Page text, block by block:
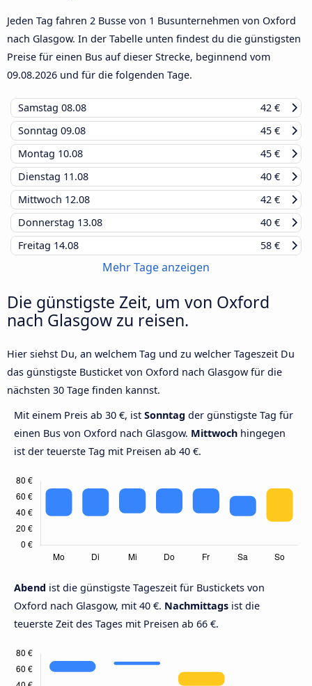
Jeden Tag fahren 2 Busse von 1 Busunternehmen von Oxford
nach Glasgow. In der Tabelle unten findest du die günstigsten
Preise für einen Bus auf dieser Strecke, beginnend vom
09.08.2026 und für die folgenden Tage.
Samstag 08.08
42 €
Sonntag 09.08
45 €
Montag 10.08
45 €
Dienstag 11.08
40 €
Mittwoch 12.08
42 €
Donnerstag 13.08
40 €
Freitag 14.08 58 €
Mehr Tage anzeigen
Die günstigste Zeit, um von Oxford
nach Glasgow zu reisen.
Hier siehst Du, an welchem Tag und zu welcher Tageszeit Du
das günstigste Busticket von Oxford nach Glasgow für die
nächsten 30 Tage finden kannst.
Mit einem Preis ab 30 €, ist Sonntag der günstigste Tag für
einen Bus von Oxford nach Glasgow. Mittwoch hingegen
ist der teuerste Tag mit Preisen ab 40 €.
Abend ist die günstigste Tageszeit für Bustickets von
Oxford nach Glasgow, mit 40 €. Nachmittags ist die
teuerste Zeit des Tages mit Preisen ab 66 €.